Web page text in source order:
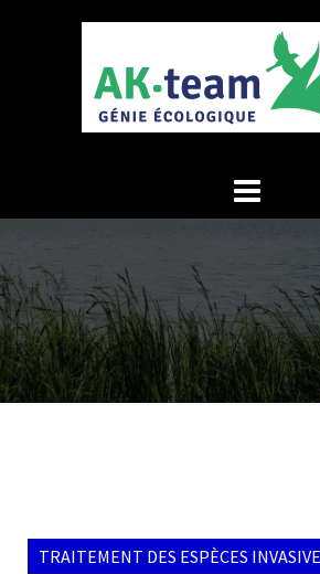
TRAITEMENT DES ESPÈCES